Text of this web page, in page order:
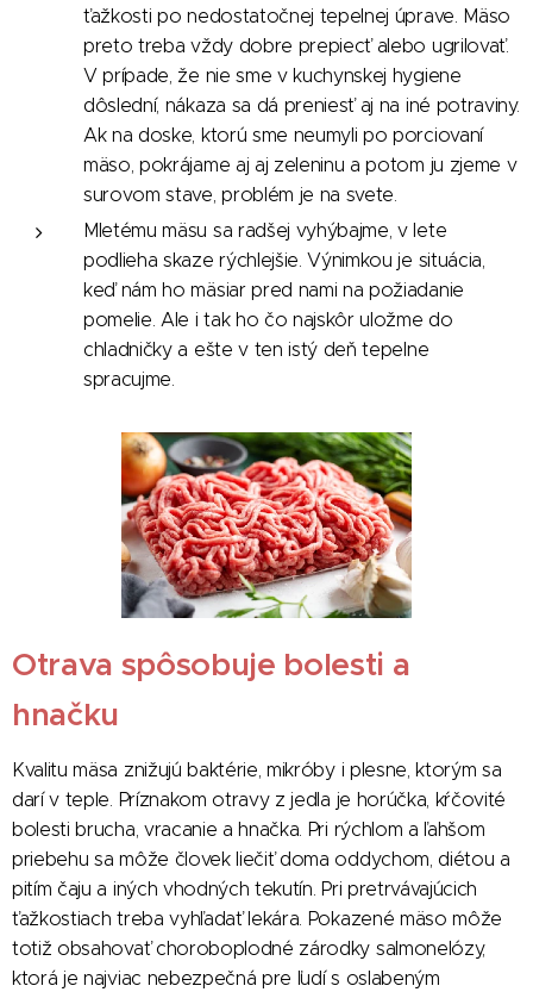
ťažkosti po nedostatočnej tepelnej úprave. Mäso
preto treba vždy dobre prepiecť alebo ugrilovať.
V prípade, že nie sme v kuchynskej hygiene
dôslední, nákaza sa dá preniesť aj na iné potraviny.
Ak na doske, ktorú sme neumyli po porciovaní
mäso, pokrájame aj aj zeleninu a potom ju zjeme v
surovom stave, problém je na svete.
Mletému mäsu sa radšej vyhýbajme, v lete
podlieha skaze rýchlejšie. Výnimkou je situácia,
keď nám ho mäsiar pred nami na požiadanie
pomelie. Ale i tak ho čo najskôr uložme do
chladničky a ešte v ten istý deň tepelne
spracujme.
Otrava spôsobuje bolesti a
hnačku
Kvalitu mäsa znižujú baktérie, mikróby i plesne, ktorým sa
darí v teple. Príznakom otravy z jedla je horúčka, kŕčovité
bolesti brucha, vracanie a hnačka. Pri rýchlom a ľahšom
priebehu sa môže človek liečiť doma oddychom, diétou a
pitím čaju a iných vhodných tekutín. Pri pretrvávajúcich
ťažkostiach treba vyhľadať lekára. Pokazené mäso môže
totiž obsahovať choroboplodné zárodky salmonelózy,
ktorá je najviac nebezpečná pre ľudí s oslabeným